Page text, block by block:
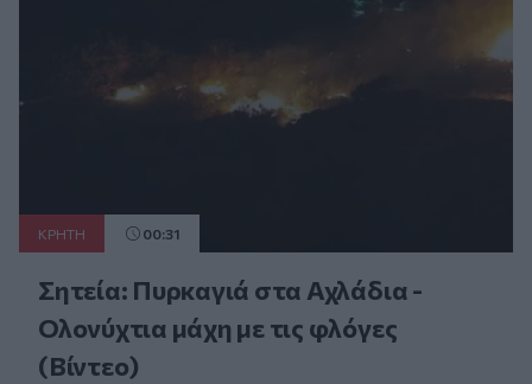
ΚΡΗΤΗ 00:31
Σητεία: Πυρκαγιά στα Αχλάδια -
Ολονύχτια μάχη με τις φλόγες
(Βίντεο)